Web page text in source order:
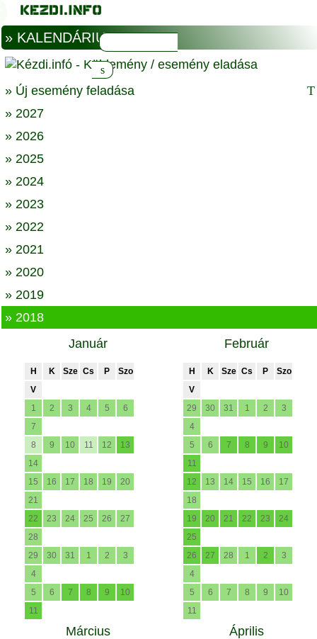
» KALENDÁRIUM
» Új esemény feladása
» 2027
» 2026
» 2025
» 2024
» 2023
» 2022
» 2021
» 2020
» 2019
» 2018
Január
H K Sze Cs P
Szo
V
1
2 3 4 5
6
7
8
9 10 11 12
13
14
15
16 17 18 19
20
21
22
23 24 25 26
27
28
29
30 31 1 2
3
4
5
6 7 8 9
10
11
Február
H K Sze Cs P
Szo
V
29
30 31 1 2
3
4
5
6 7 8 9
10
11
12
13 14 15 16
17
18
19
20 21 22 23
24
25
26
27 28 1 2
3
4
5
6 7 8 9
10
11
Március Április